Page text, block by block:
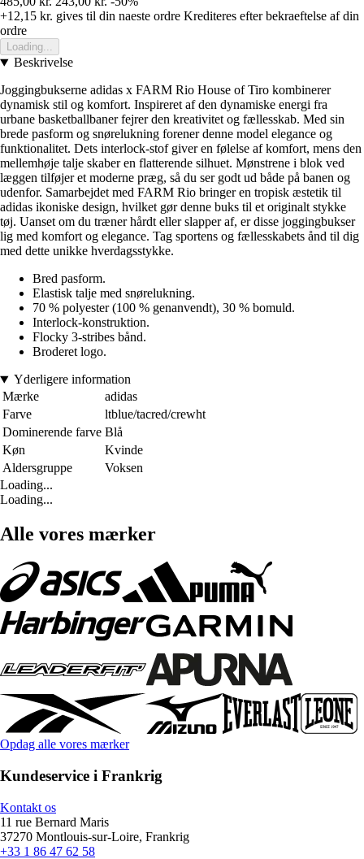
+12,15 kr. gives til din naeste ordre Krediteres efter bekraeftelse af din
ordre
Loading...
Beskrivelse
Joggingbukserne adidas x FARM Rio House of Tiro kombinerer
dynamisk stil og komfort. Inspireret af den dynamiske energi fra
urbane basketballbaner fejrer den kreativitet og fællesskab. Med sin
brede pasform og snørelukning forener denne model elegance og
funktionalitet. Dets interlock-stof giver en følelse af komfort, mens den
mellemhøje talje skaber en flatterende silhuet. Mønstrene i blok ved
læggen tilføjer et moderne præg, så du ser godt ud både på banen og
udenfor. Samarbejdet med FARM Rio bringer en tropisk æstetik til
adidas ikoniske design, hvilket gør denne buks til et originalt stykke
tøj. Uanset om du træner hårdt eller slapper af, er disse joggingbukser
lig med komfort og elegance. Tag sportens og fællesskabets ånd til dig
med dette unikke hverdagsstykke.
Bred pasform.
Elastisk talje med snørelukning.
70 % polyester (100 % genanvendt), 30 % bomuld.
Interlock-konstruktion.
Flocky 3-stribes bånd.
Broderet logo.
Yderligere information
Mærke
adidas
Farve
ltblue/tacred/crewht
Dominerende farve Blå
Køn
Kvinde
Aldersgruppe
Voksen
Loading...
Loading...
Alle vores mærker
Opdag alle vores mærker
Kundeservice i Frankrig
Kontakt os
11 rue Bernard Maris
37270 Montlouis-sur-Loire, Frankrig
+33 1 86 47 62 58